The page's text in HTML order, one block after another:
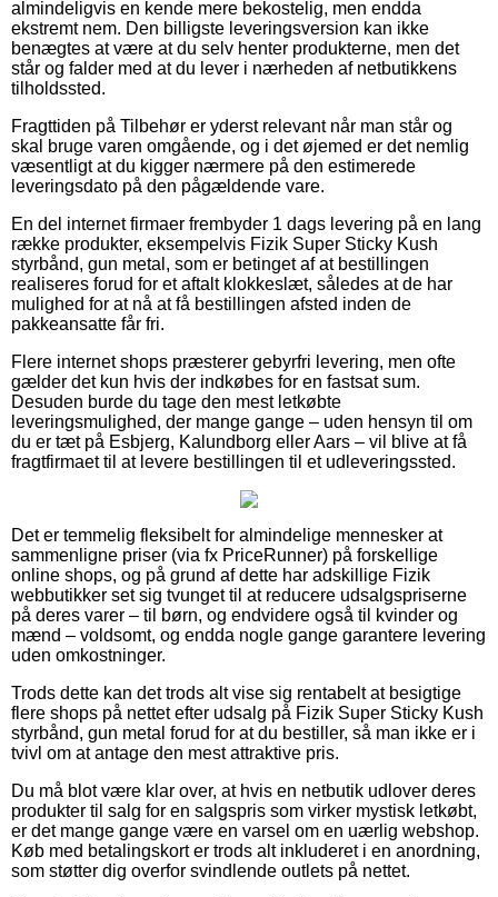
almindeligvis en kende mere bekostelig, men endda
ekstremt nem. Den billigste leveringsversion kan ikke
benægtes at være at du selv henter produkterne, men det
står og falder med at du lever i nærheden af netbutikkens
tilholdssted.
Fragttiden på Tilbehør er yderst relevant når man står og
skal bruge varen omgående, og i det øjemed er det nemlig
væsentligt at du kigger nærmere på den estimerede
leveringsdato på den pågældende vare.
En del internet firmaer frembyder 1 dags levering på en lang
række produkter, eksempelvis Fizik Super Sticky Kush
styrbånd, gun metal, som er betinget af at bestillingen
realiseres forud for et aftalt klokkeslæt, således at de har
mulighed for at nå at få bestillingen afsted inden de
pakkeansatte får fri.
Flere internet shops præsterer gebyrfri levering, men ofte
gælder det kun hvis der indkøbes for en fastsat sum.
Desuden burde du tage den mest letkøbte
leveringsmulighed, der mange gange – uden hensyn til om
du er tæt på Esbjerg, Kalundborg eller Aars – vil blive at få
fragtfirmaet til at levere bestillingen til et udleveringssted.
Det er temmelig fleksibelt for almindelige mennesker at
sammenligne priser (via fx PriceRunner) på forskellige
online shops, og på grund af dette har adskillige Fizik
webbutikker set sig tvunget til at reducere udsalgspriserne
på deres varer – til børn, og endvidere også til kvinder og
mænd – voldsomt, og endda nogle gange garantere levering
uden omkostninger.
Trods dette kan det trods alt vise sig rentabelt at besigtige
flere shops på nettet efter udsalg på Fizik Super Sticky Kush
styrbånd, gun metal forud for at du bestiller, så man ikke er i
tvivl om at antage den mest attraktive pris.
Du må blot være klar over, at hvis en netbutik udlover deres
produkter til salg for en salgspris som virker mystisk letkøbt,
er det mange gange være en varsel om en uærlig webshop.
Køb med betalingskort er trods alt inkluderet i en anordning,
som støtter dig overfor svindlende outlets på nettet.